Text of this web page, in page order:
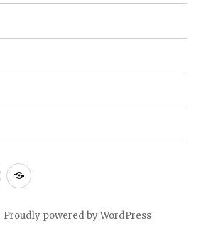
The
Standard
The
News
Proudly powered by WordPress